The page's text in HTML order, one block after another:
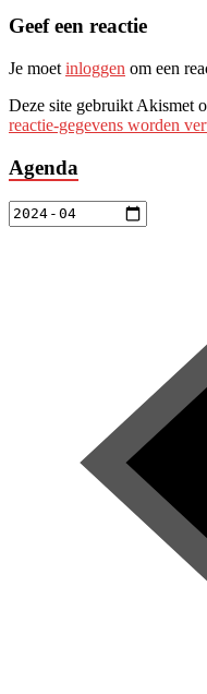
Geef een reactie
Je moet inloggen om een
Deze site gebruikt Akismet
reactie-gegevens worden
Agenda